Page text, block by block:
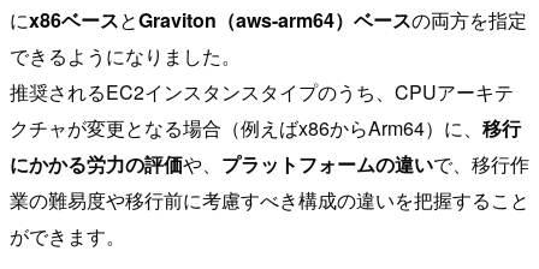
にx86ベースとGraviton（aws-arm64）ベースの両方を指定
できるようになりました。
推奨されるEC2インスタンスタイプのうち、CPUアーキテ
クチャが変更となる場合（例えばx86からArm64）に、 移行
にかかる労力の評価や、 プラットフォームの違いで、移行作
業の難易度や移行前に考慮すべき構成の違いを把握すること
ができます。